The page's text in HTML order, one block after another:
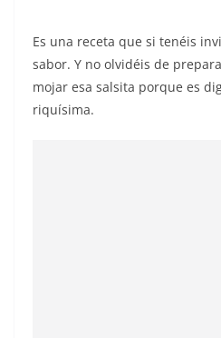
Es una receta que si tenéis
sabor. Y no olvidéis de
mojar esa salsita porque es
riquísima.